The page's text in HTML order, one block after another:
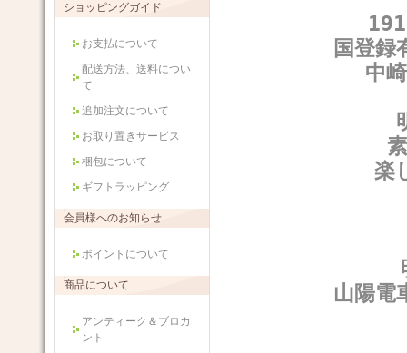
ショッピングガイド
お支払について
配送方法、送料につい
て
追加注文について
お取り置きサービス
梱包について
ギフトラッピング
会員様へのお知らせ
ポイントについて
商品について
アンティーク＆ブロカ
ント
国登録
中
楽
山陽電